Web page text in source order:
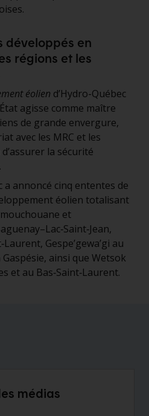
développés en
régions et les
éolien d’Hydro-Québec
agisse comme maître
de grande envergure,
avec les MRC et les
la sécurité
a annoncé cinq ententes de
éolien totalisant
et
Gespe’gewa’gi au
ainsi que Wetsok
et au Bas‑Saint‑Laurent.
médias